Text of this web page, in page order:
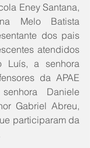
Eney Santana,
Melo Batista
dos pais
atendidos
Luís, a senhora
da APAE
Daniele
Gabriel Abreu,
participaram da